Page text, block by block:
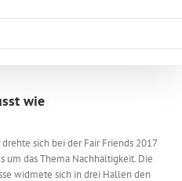
wie
sich bei der Fair Friends 2017
um das Thema Nachhaltigkeit. Die
widmete sich in drei Hallen den